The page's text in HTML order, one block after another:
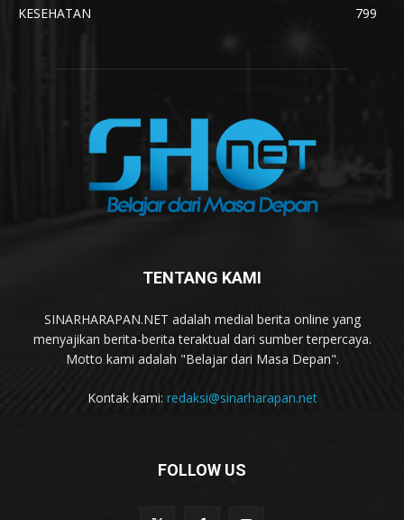
KESEHATAN
799
TENTANG KAMI
SINARHARAPAN.NET adalah medial berita online yang
menyajikan berita-berita teraktual dari sumber terpercaya.
Motto kami adalah "Belajar dari Masa Depan".
Kontak kami: redaksi@sinarharapan.net
FOLLOW US